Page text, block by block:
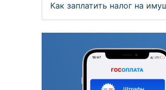
Как заплатить налог на